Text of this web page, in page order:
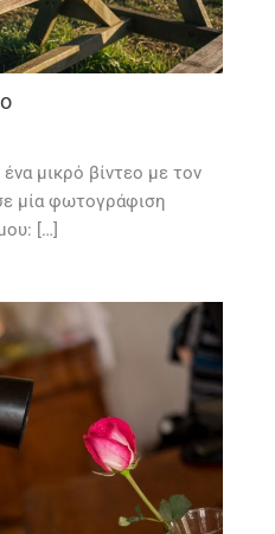
μικρό βίντεο με τον
μία φωτογράφιση
[…]